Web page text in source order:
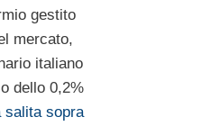
gestito
mercato,
italiano
dello 0,2%
salita sopra